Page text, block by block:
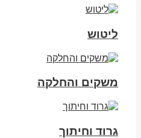
ליטוש
משקים והחלקה
גרוד וחיתוך